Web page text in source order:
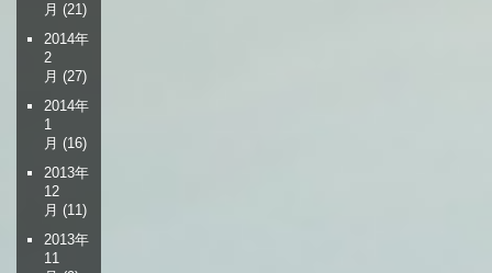
月 (21)
2014年
2
月 (27)
2014年
1
月 (16)
2013年
12
月 (11)
2013年
11